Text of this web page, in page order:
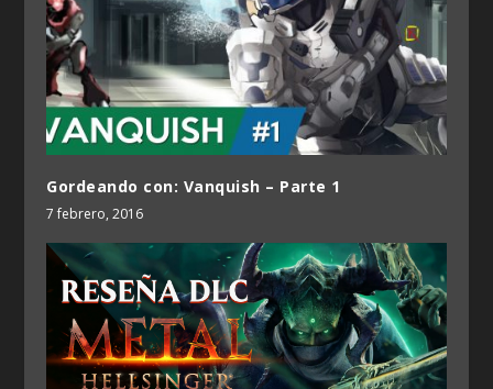
Gordeando con: Vanquish – Parte 1
7 febrero, 2016